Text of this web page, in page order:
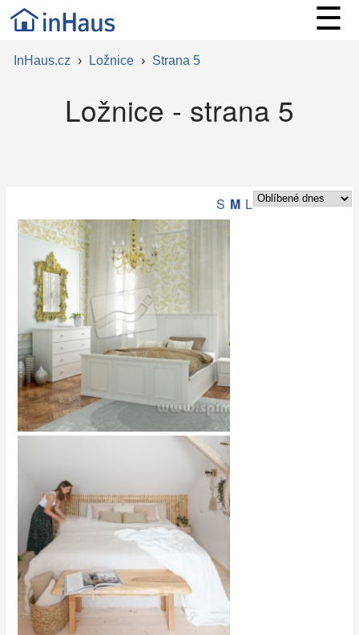
☰
InHaus.cz › Ložnice › Strana 5
Ložnice - strana 5
S M L